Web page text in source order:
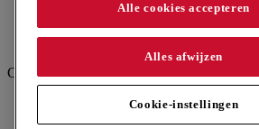
Copyright ©2026 Silvo (McCormick &
Privacyverklaring
Alle cookies accepteren
Alles afwijzen
Cookie-instellingen